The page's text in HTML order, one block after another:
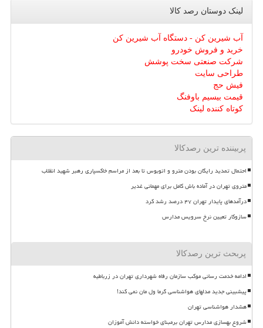
لینک دوستان رصد كالا
آب شیرین کن - دستگاه آب شیرین کن
خرید و فروش خودرو
شرکت صنعتی سخت پوشش
طراحی سایت
فیش حج
قیمت بیسیم باوفنگ
کوتاه کننده لینک
پربیننده ترین رصدکالا
احتمال تمدید رایگان بودن مترو و اتوبوس تا بعد از مراسم خاکسپاری رهبر شهید انقلاب
متروی تهران در آماده باش کامل برای مهمانی غدیر
درآمدهای پایدار تهران ۴۷ درصد رشد کرد
سازوکار تعیین نرخ سرویس مدارس
پربحث ترین رصدکالا
ادامه خدمت رسانی موکب سازمان رفاه شهرداری تهران در زرباطیه
پیشبینی جدید مدلهای هواشناسی گرما ول مان نمی کند!
هشدار هواشناسی تهران
شروع بهسازی مدارس تهران برمبنای خواسته دانش آموزان